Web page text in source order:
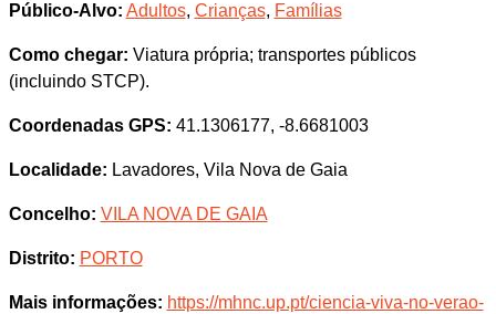
Público-Alvo: Adultos, Crianças, Famílias
Como chegar: Viatura própria; transportes públicos
(incluindo STCP).
Coordenadas GPS: 41.1306177, -8.6681003
Localidade: Lavadores, Vila Nova de Gaia
Concelho: VILA NOVA DE GAIA
Distrito: PORTO
Mais informações: https://mhnc.up.pt/ciencia-viva-no-verao-